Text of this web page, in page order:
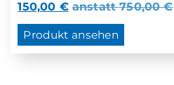
150,00 € anstatt750,00€
Produkt ansehen